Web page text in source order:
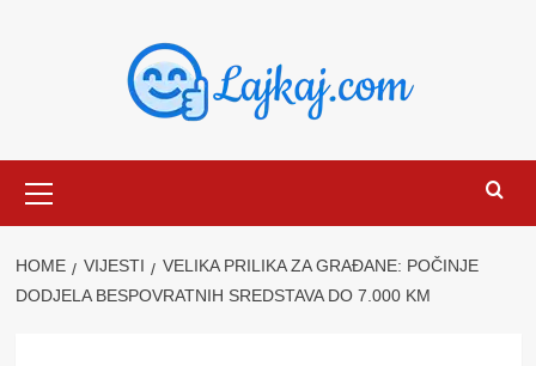
Menu
HOME VIJESTI
VELIKA PRILIKA ZA GRAĐANE: POČINJE
DODJELA BESPOVRATNIH SREDSTAVA DO 7.000 KM